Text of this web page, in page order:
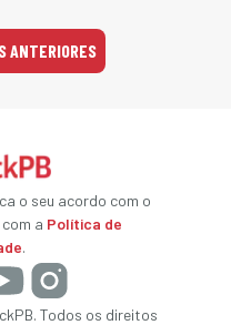
ANTERIORES
o seu acordo com o
com a Política de
.
Todos os direitos